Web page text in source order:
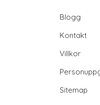
Blogg
Kontakt
Villkor
Sitemap